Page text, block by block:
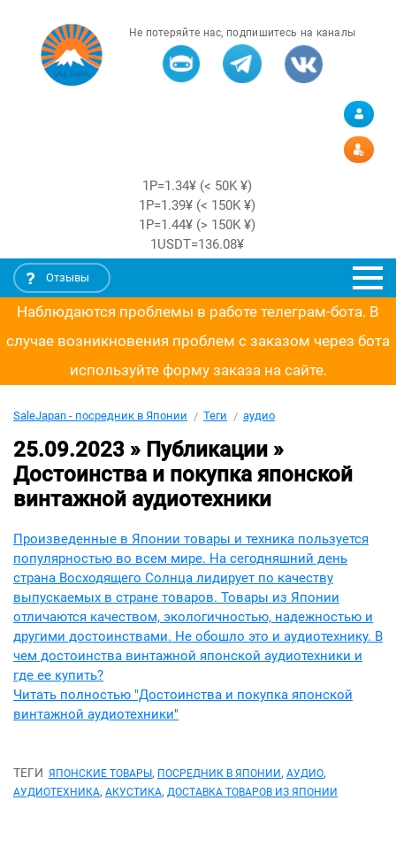
Не потеряйте нас, подпишитесь на каналы
1Р=1.34¥ (< 50K ¥)
1Р=1.39¥ (< 150K ¥)
1Р=1.44¥ (> 150K ¥)
1USDT=136.08¥
Отзывы
Наблюдаются проблемы в работе телеграм-бота. В
случае возникновения проблем с заказом через бота
используйте форму заказа на сайте.
SaleJapan - посредник в Японии Теги аудио
25.09.2023 » Публикации »
Достоинства и покупка японской
винтажной аудиотехники
Произведенные в Японии товары и техника пользуется
популярностью во всем мире. На сегодняшний день
страна Восходящего Солнца лидирует по качеству
выпускаемых в стране товаров. Товары из Японии
отличаются качеством, экологичностью, надежностью и
другими достоинствами. Не обошло это и аудиотехнику. В
чем достоинства винтажной японской аудиотехники и
где ее купить?
Читать полностью "Достоинства и покупка японской
винтажной аудиотехники"
ТЕГИ ЯПОНСКИЕ ТОВАРЫ , ПОСРЕДНИК В ЯПОНИИ , АУДИО,
АУДИОТЕХНИКА, АКУСТИКА, ДОСТАВКА ТОВАРОВ ИЗ ЯПОНИИ